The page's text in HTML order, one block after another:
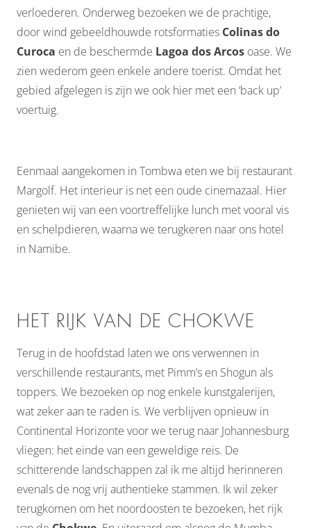
verloederen. Onderweg bezoeken we de prachtige,
door wind gebeeldhouwde rotsformaties Colinas do
Curoca en de beschermde Lagoa dos Arcos oase. We
zien wederom geen enkele andere toerist. Omdat het
gebied afgelegen is zijn we ook hier met een ‘back up’
voertuig.
Eenmaal aangekomen in Tombwa eten we bij restaurant
Margolf. Het interieur is net een oude cinemazaal. Hier
genieten wij van een voortreffelijke lunch met vooral vis
en schelpdieren, waarna we terugkeren naar ons hotel
in Namibe.
HET RIJK VAN DE CHOKWE
Terug in de hoofdstad laten we ons verwennen in
verschillende restaurants, met Pimm’s en Shogun als
toppers. We bezoeken op nog enkele kunstgalerijen,
wat zeker aan te raden is. We verblijven opnieuw in
Continental Horizonte voor we terug naar Johannesburg
vliegen: het einde van een geweldige reis. De
schitterende landschappen zal ik me altijd herinneren
evenals de nog vrij authentieke stammen. Ik wil zeker
terugkomen om het noordoosten te bezoeken, het rijk